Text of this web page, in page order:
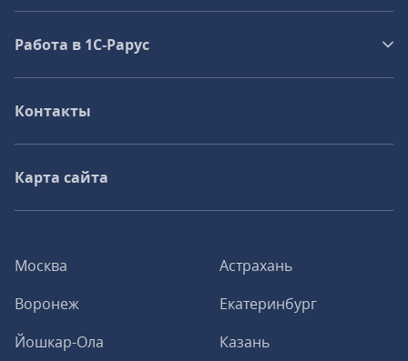
Москва
Астрахань
Воронеж
Екатеринбург
Йошкар-Ола
Казань
Работа в 1С‑Рарус
Контакты
Карта сайта